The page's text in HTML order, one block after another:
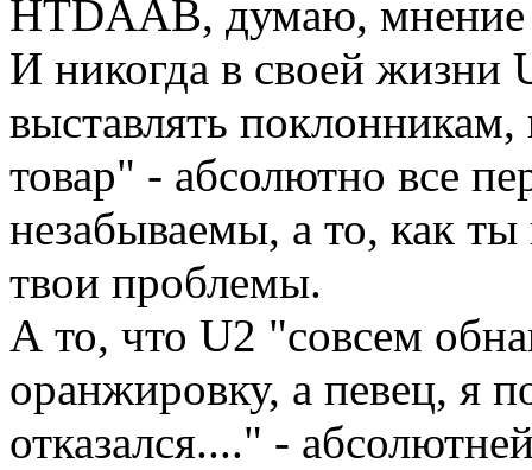
HTDAAB, думаю, мнение
И никогда в своей жизни
выставлять
товар" - абсолютно все
незабываемы, а то, как
твои проблемы.
А то, что U2 "совсем
оранжировку, а певец, я
отказался...." -